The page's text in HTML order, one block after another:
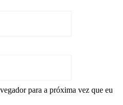
para a próxima vez que eu